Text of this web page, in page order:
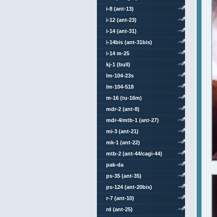
i-8 (ant-13)
i-12 (ant-23)
i-14 (ant-31)
i-14bis (ant-31bis)
i-14 m-25
kj-1 (bull)
lm-104-23s
lm-104-518
m-16 (tu-16m)
mdr-2 (ant-8)
mdr-4/mtb-1 (ant-27)
mi-3 (ant-21)
mk-1 (ant-22)
mtb-2 (ant-44/cagi-44)
pak-da
ps-35 (ant-35)
ps-124 (ant-20bis)
r-7 (ant-10)
rd (ant-25)